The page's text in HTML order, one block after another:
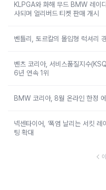
KLPGA와 화해 무드 BMW 레이
사되며 얼리버드 티켓 판매 개시
벤틀리, 토르칼의 몰입형 럭셔리
벤츠 코리아, 서비스품질지수
6년 연속 1위
BMW 코리아, 8월 온라인 한정
넥센타이어, ‘폭염 날리는 서킷 레
팅 확대